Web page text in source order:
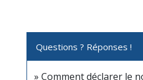
Questions ? Réponses !
Comment déclarer le